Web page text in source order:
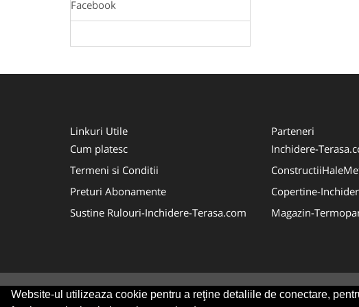
Website-ul utilizeaza cookie pentru a reţine detaliile de conectare,
Facebook
Linkuri Utile
Cum platesc
Termeni si Conditii
Preturi Abonamente
Sustine Rulouri-Inchidere-Terasa.com
Parteneri
Inchidere-
Copertine-
Magazin-
© 2014-2026 Powered byVilonMedia& Tokaido Consult-